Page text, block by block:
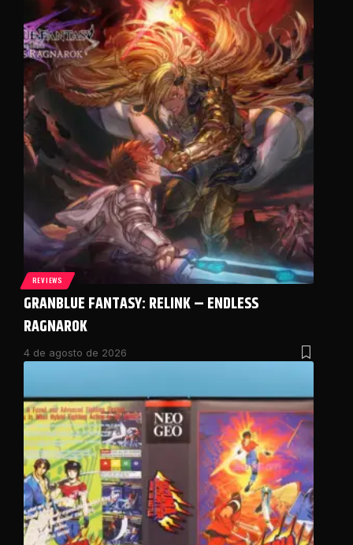
REVIEWS
GRANBLUE FANTASY: RELINK – ENDLESS
RAGNAROK
4 de agosto de 2026